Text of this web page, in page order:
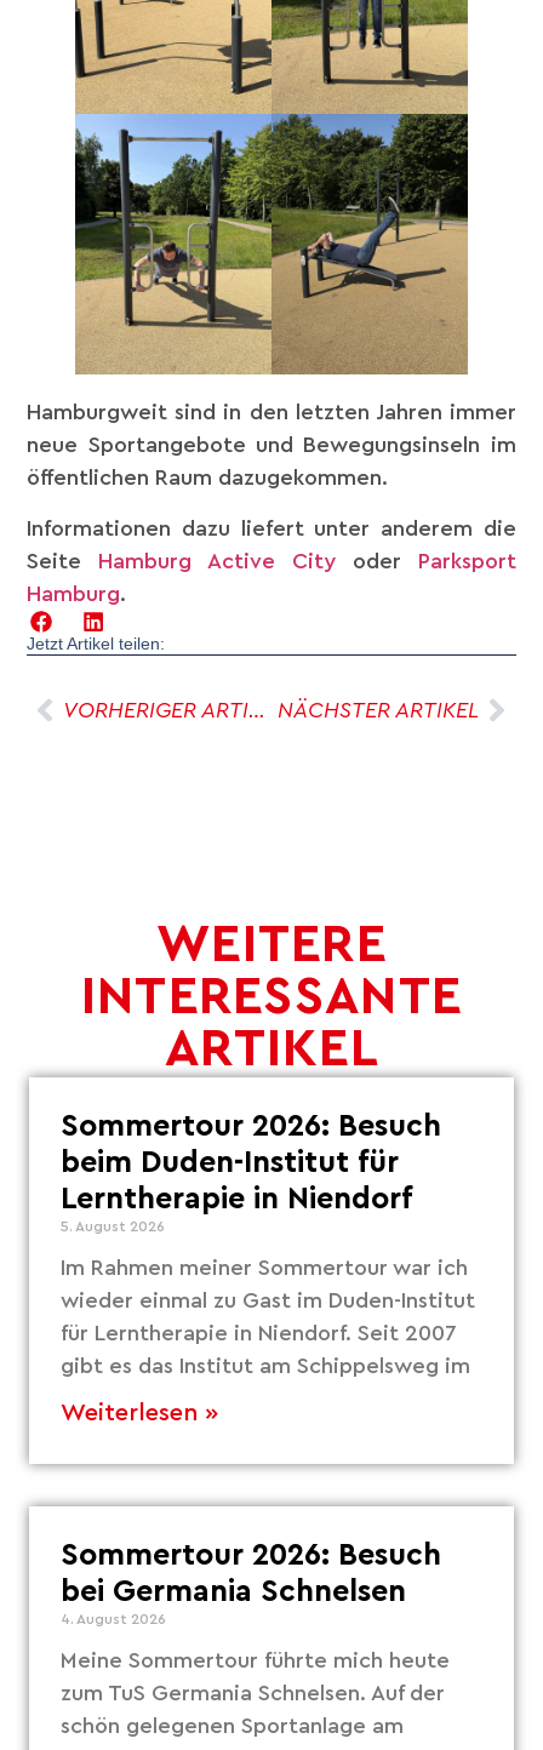
Hamburgweit sind in den letzten Jahren immer
neue Sportangebote und Bewegungsinseln im
öffentlichen Raum dazugekommen.
Informationen dazu liefert unter anderem die
Seite Hamburg Active Cityoder Parksport
Hamburg.
Jetzt Artikel teilen:
VORHERIGER ARTIKEL NÄCHSTER ARTIKEL
WEITERE
INTERESSANTE
ARTIKEL
Sommertour 2026: Besuch
beim Duden-Institut für
Lerntherapie in Niendorf
5. August 2026
Im Rahmen meiner Sommertour war ich
wieder einmal zu Gast im Duden-Institut
für Lerntherapie in Niendorf. Seit 2007
gibt es das Institut am Schippelsweg im
Weiterlesen »
Sommertour 2026: Besuch
bei Germania Schnelsen
4. August 2026
Meine Sommertour führte mich heute
zum TuS Germania Schnelsen. Auf der
schön gelegenen Sportanlage am